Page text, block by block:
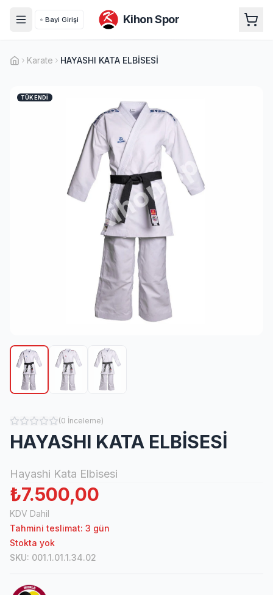
Bayi Girişi Kihon Spor
Karate HAYASHI KATA ELBİSESİ
TÜKENDI
(0 İnceleme)
HAYASHI KATA ELBİSESİ
Hayashi Kata Elbisesi
₺7.500,00
KDV Dahil
Tahmini teslimat: 3 gün
Stokta yok
SKU: 001.1.01.1.34.02